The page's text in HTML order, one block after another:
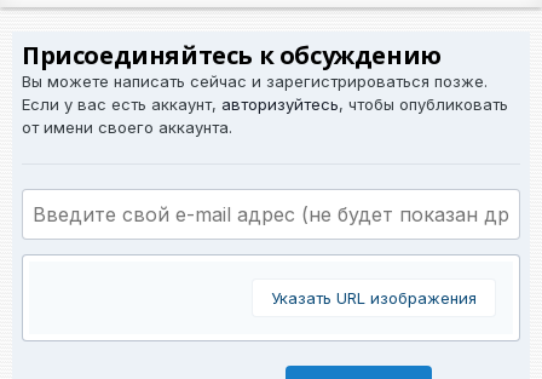
Присоединяйтесь к обсуждению
Вы можете написать сейчас и зарегистрироваться позже.
Если у вас есть аккаунт, авторизуйтесь, чтобы опубликовать
от имени своего аккаунта.
Указать URL изображения